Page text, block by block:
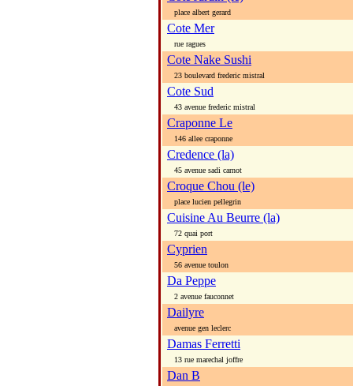
place albert gerard
Cote Mer
rue ragues
Cote Nake Sushi
23 boulevard frederic mistral
Cote Sud
43 avenue frederic mistral
Craponne Le
146 allee craponne
Credence (la)
45 avenue sadi carnot
Croque Chou (le)
place lucien pellegrin
Cuisine Au Beurre (la)
72 quai port
Cyprien
56 avenue toulon
Da Peppe
2 avenue fauconnet
Dailyre
avenue gen leclerc
Damas Ferretti
13 rue marechal joffre
Dan B